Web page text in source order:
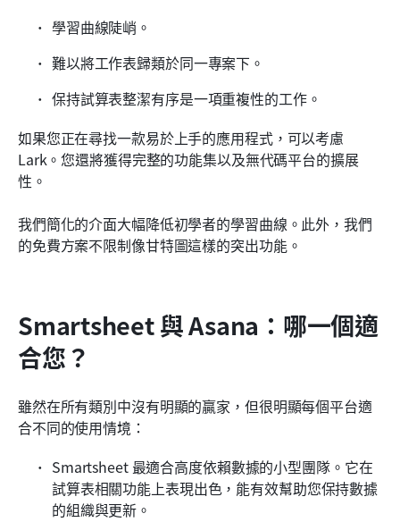
學習曲線陡峭。
難以將工作表歸類於同一專案下。
保持試算表整潔有序是一項重複性的工作。
如果您正在尋找一款易於上手的應用程式，可以考慮
Lark。您還將獲得完整的功能集以及無代碼平台的擴展
性。
我們簡化的介面大幅降低初學者的學習曲線。此外，我們
的免費方案不限制像甘特圖這樣的突出功能。
Smartsheet 與 Asana：哪一個適
合您？
雖然在所有類別中沒有明顯的贏家，但很明顯每個平台適
合不同的使用情境：
Smartsheet 最適合高度依賴數據的小型團隊。它在
試算表相關功能上表現出色，能有效幫助您保持數據
的組織與更新。